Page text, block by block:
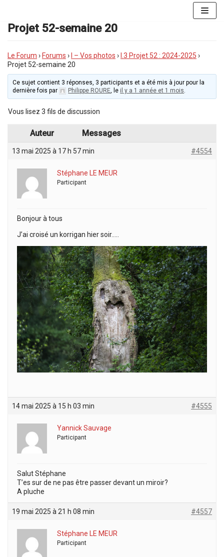
au
contenu
Projet 52-semaine 20
Le Forum › Forums › I – Vos photos › I.3 Projet 52 : 2024-2025 ›
Projet 52-semaine 20
Ce sujet contient 3 réponses, 3 participants et a été mis à jour pour la
dernière fois par
Philippe ROURE, le il y a 1 année et 1 mois.
Vous lisez 3 fils de discussion
Auteur Messages
13 mai 2025 à 17 h 57 min #4554
Stéphane LE MEUR
Participant
Bonjour à tous
J’ai croisé un korrigan hier soir…..
14 mai 2025 à 15 h 03 min #4555
Yannick Sauvage
Participant
Salut Stéphane
T’es sur de ne pas être passer devant un miroir?
A pluche
19 mai 2025 à 21 h 08 min #4557
Stéphane LE MEUR
Participant